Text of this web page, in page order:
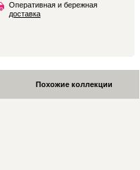
Оперативная и бережная
доставка
Похожие коллекции